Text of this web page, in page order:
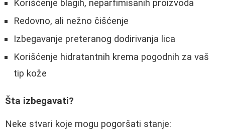
Korišćenje blagih, neparfimisanih proizvoda
Redovno, ali nežno čišćenje
Izbegavanje preteranog dodirivanja lica
Korišćenje hidratantnih krema pogodnih za vaš
tip kože
Šta izbegavati?
Neke stvari koje mogu pogoršati stanje: